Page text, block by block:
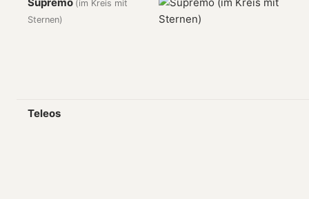
(im Kreis mit
Sternen)
Teleos